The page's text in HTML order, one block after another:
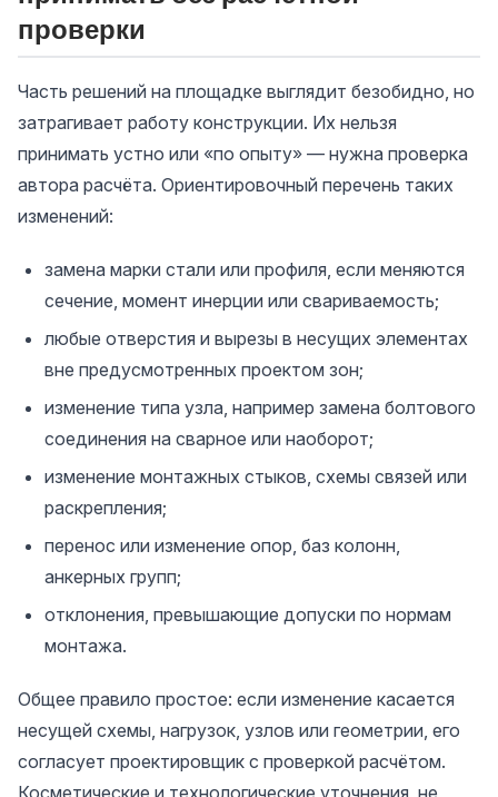
проверки
Часть решений на площадке выглядит безобидно, но
затрагивает работу конструкции. Их нельзя
принимать устно или «по опыту» — нужна проверка
автора расчёта. Ориентировочный перечень таких
изменений:
замена марки стали или профиля, если меняются
сечение, момент инерции или свариваемость;
любые отверстия и вырезы в несущих элементах
вне предусмотренных проектом зон;
изменение типа узла, например замена болтового
соединения на сварное или наоборот;
изменение монтажных стыков, схемы связей или
раскрепления;
перенос или изменение опор, баз колонн,
анкерных групп;
отклонения, превышающие допуски по нормам
монтажа.
Общее правило простое: если изменение касается
несущей схемы, нагрузок, узлов или геометрии, его
согласует проектировщик с проверкой расчётом.
Косметические и технологические уточнения, не